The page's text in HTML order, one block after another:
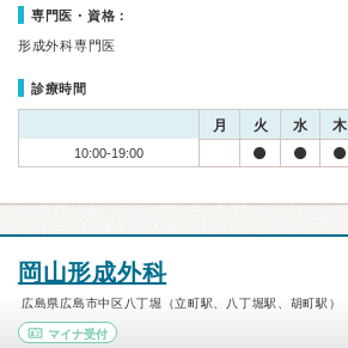
専門医・資格：
形成外科専門医
診療時間
月 火 水 木
10:00-19:00
岡山形成外科
広島県広島市中区八丁堀（立町駅、八丁堀駅、胡町駅）
マイナ受付